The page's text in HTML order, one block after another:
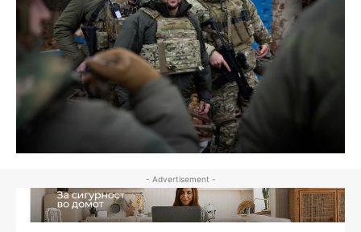
- Advertisement -